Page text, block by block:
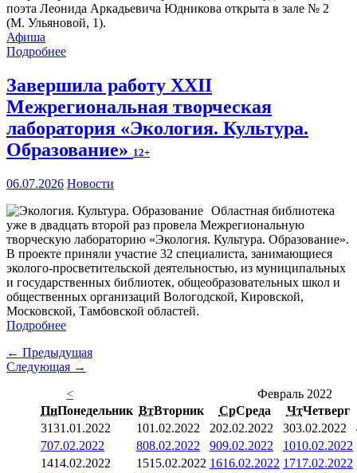
поэта Леонида Аркадьевича Юдникова открыта в зале № 2
(М. Ульяновой, 1).
Афиша
Подробнее
Завершила работу XXII
Межрегиональная творческая
лаборатория «Экология. Культура.
Образование» 12+
06.07.2026 Новости
Областная библиотека
уже в двадцать второй раз провела Межрегиональную
творческую лабораторию «Экология. Культура. Образование».
В проекте приняли участие 32 специалиста, занимающиеся
эколого-просветительской деятельностью, из муниципальных
и государственных библиотек, общеобразовательных школ и
общественных организаций Вологодской, Кировской,
Московской, Тамбовской областей.
Подробнее
← Предыдущая
Следующая →
<
Февраль 2022
ПнПонедельник ВтВторник СрСреда ЧтЧетверг
3131.01.2022 101.02.2022 202.02.2022 303.02.2022
707.02.2022 808.02.2022 909.02.2022 1010.02.2022
1414.02.2022 1515.02.2022 1616.02.2022 1717.02.2022